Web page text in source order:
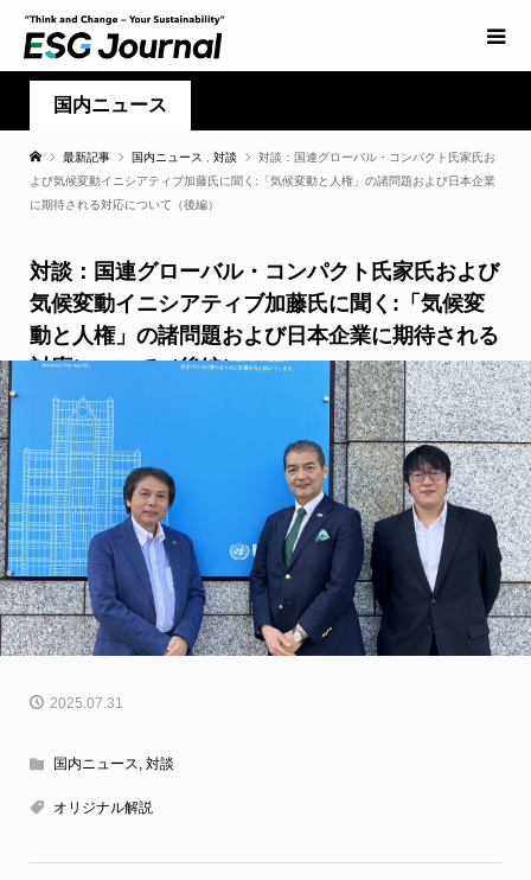
国内ニュース
最新記事 国内ニュース 対談
対談：国連グローバル・コンパクト氏家氏お
よび気候変動イニシアティブ加藤氏に聞く:「気候変動と人権」の諸問題および日本企業
に期待される対応について（後編）
対談：国連グローバル・コンパクト氏家氏および
気候変動イニシアティブ加藤氏に聞く:「気候変
動と人権」の諸問題および日本企業に期待される
対応について（後編）
2025.07.31
国内ニュース, 対談
オリジナル解説